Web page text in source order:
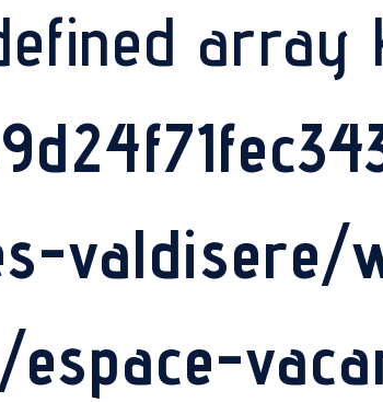
array
valdisere/